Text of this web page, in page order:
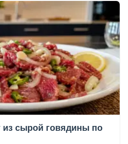
из сырой говядины по